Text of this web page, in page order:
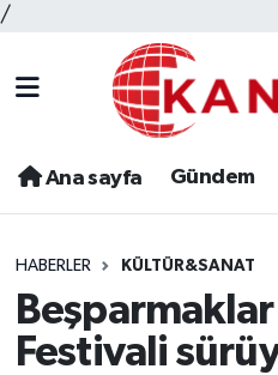
/
Ana sayfa Gündem
HABERLER KÜLTÜR&SANAT
Festivali